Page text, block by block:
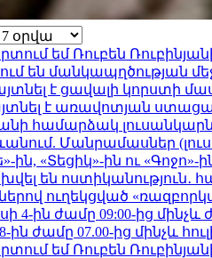
եմ Ռուբեն Ռուբինյանի
են մանկապղծության
է ցավալի կորստի
է առավոտյան
համարձակ
Մանրամասներ
ին, «Տեցիկ»-ին ու
են ոստիկանություն․
ուղեկցված
4-ին ժամը 09:00-ից մինչև
ին ժամը 07.00-ից մինչև
եմ Ռուբեն Ռուբինյանի